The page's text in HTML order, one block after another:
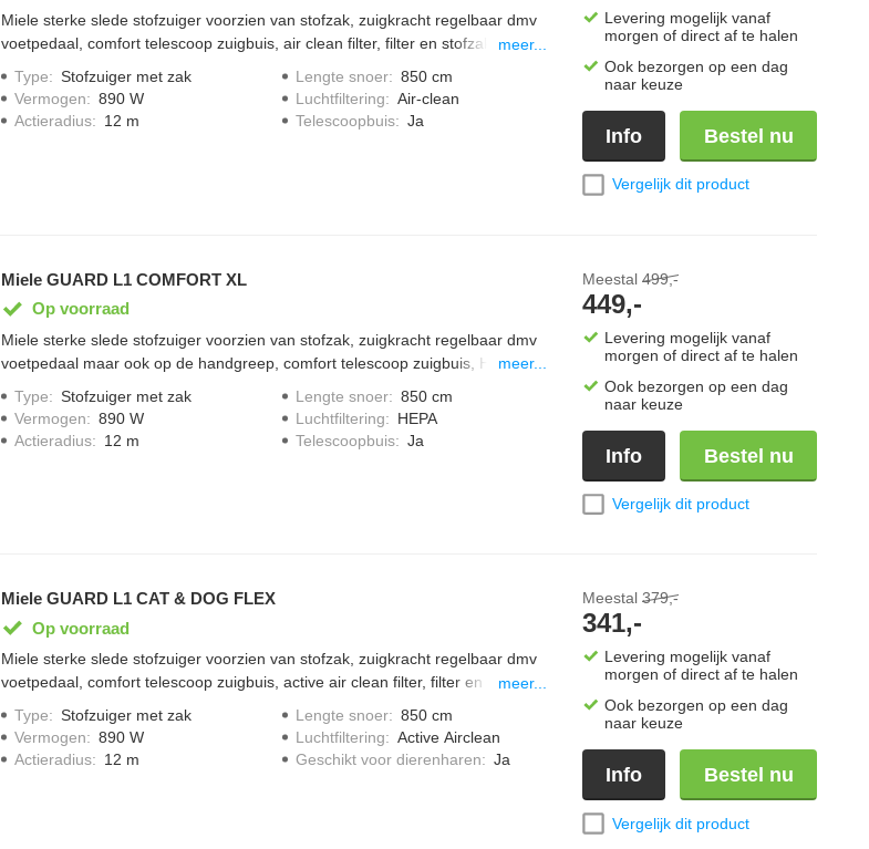
Miele sterke slede stofzuiger voorzien van stofzak, zuigkracht regelbaar dmv
voetpedaal, comfort telescoop zuigbuis, air clean filter, filter en stofzak "vol"
gereduceerd geluidsniveau van 75 decibel, SBD365-3 vloerborstel
meegeleverd, display met LED iconen, zuigvermogen van 890 watt, comfort
meer...
Type: Stofzuiger met zak
Vermogen: 890 W
Actieradius: 12 m
Lengte snoer: 850 cm
Luchtfiltering: Air-clean
Telescoopbuis: Ja
Levering mogelijk vanaf
morgen of direct af te halen
Ook bezorgen op een dag
naar keuze
Info Bestel nu
Vergelijk dit product
Miele GUARD L1 COMFORT XL
Op voorraad
Miele sterke slede stofzuiger voorzien van stofzak, zuigkracht regelbaar dmv
voetpedaal maar ook op de handgreep, comfort telescoop zuigbuis, Hepa air
opbervak, bij vol vermogen een gereduceerd geluidsniveau van 75 decibel,
SBD365-3 vloerborstel en een SBB 400 parketborstel meegeleverd, display
meer...
Type: Stofzuiger met zak
Vermogen: 890 W
Actieradius: 12 m
Lengte snoer: 850 cm
Luchtfiltering: HEPA
Telescoopbuis: Ja
Meestal 499,-
449,-
Levering mogelijk vanaf
morgen of direct af te halen
Ook bezorgen op een dag
naar keuze
Info Bestel nu
Vergelijk dit product
Miele GUARD L1 CAT & DOG FLEX
Op voorraad
Miele sterke slede stofzuiger voorzien van stofzak, zuigkracht regelbaar dmv
voetpedaal, comfort telescoop zuigbuis, active air clean filter, filter en stofzak
"vol" indicator, accessoires handig op te bergen in opbervak, bij vol vermogen
een gereduceerd geluidsniveau van 75 decibel, SBD365-3 vloerborstel, een
STB 305-3 dierenharen borstel en een flexibele kierenzuiger (SFD 20)
meer...
Type: Stofzuiger met zak
Vermogen: 890 W
Actieradius: 12 m
Lengte snoer: 850 cm
Luchtfiltering: Active Airclean
Geschikt voor dierenharen: Ja
Meestal 379,-
341,-
Levering mogelijk vanaf
morgen of direct af te halen
Ook bezorgen op een dag
naar keuze
Info Bestel nu
Vergelijk dit product